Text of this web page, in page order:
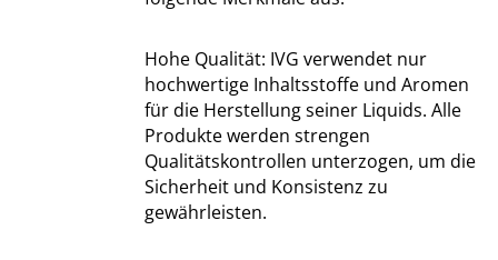
Hohe Qualität: IVG verwendet nur
hochwertige Inhaltsstoffe und Aromen
für die Herstellung seiner Liquids. Alle
Produkte werden strengen
Qualitätskontrollen unterzogen, um die
Sicherheit und Konsistenz zu
gewährleisten.